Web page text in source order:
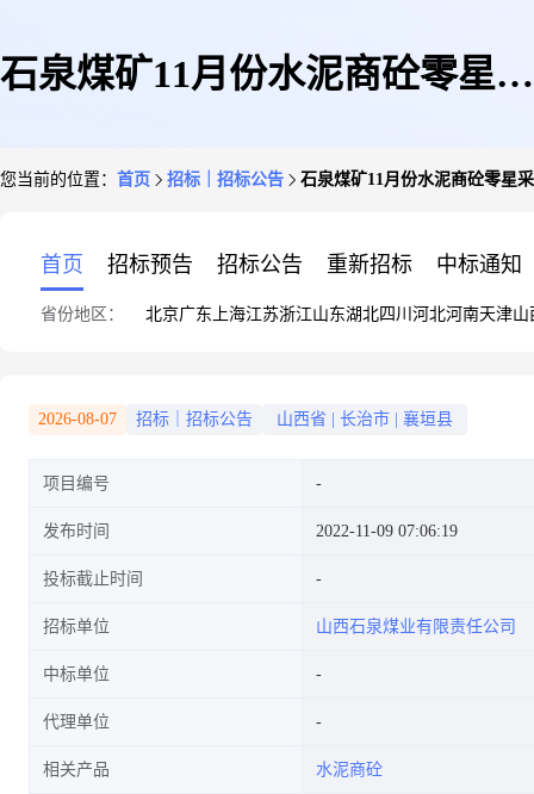
石泉煤矿11月份水泥商砼零星采
您当前的位置： 首页 招标｜招标公告 石泉煤矿11月份水泥商砼零星
首页 招标预告 招标公告 重新招标 中标通知
省份地区： 北京广东 上海江苏浙江山东湖北四川 河北河南天津山
2026-08-07 招标｜招标公告 山西省 长治市 襄垣县
项目编号
发布时间 2022-11-09 07:06:19
投标截止时间
招标单位 山西石泉煤业有限责任公司
中标单位
代理单位
相关产品 水泥商砼